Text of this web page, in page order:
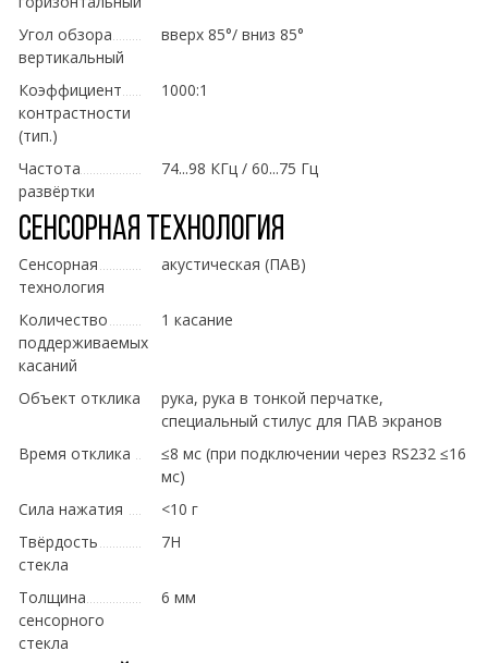
Угол обзора
вертикальный
вверх 85°/ вниз 85°
Коэффициент
контрастности
(тип.)
1000:1
Частота
развёртки
74...98 КГц / 60...75 Гц
Сенсорная технология
Сенсорная
технология
акустическая (ПАВ)
Количество
поддерживаемых
касаний
1 касание
Объект отклика
рука, рука в тонкой перчатке,
специальный стилус для ПАВ экранов
Время отклика
≤8 мс (при подключении через RS232 ≤16
мс)
Сила нажатия
<10 г
Твёрдость
стекла
7H
Толщина
сенсорного
стекла
6 мм